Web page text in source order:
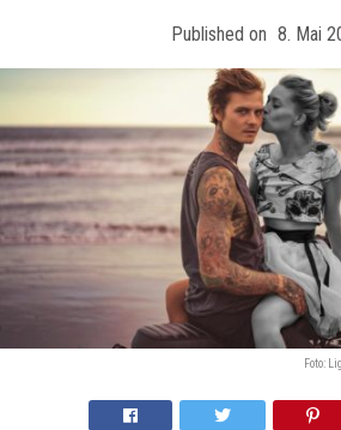
Published on 8. Mai
Foto: